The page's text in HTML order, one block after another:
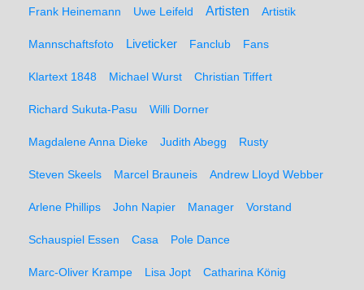
Frank Heinemann Uwe Leifeld Artisten Artistik
Mannschaftsfoto Liveticker Fanclub Fans
Klartext 1848 Michael Wurst Christian Tiffert
Richard Sukuta-Pasu Willi Dorner
Magdalene Anna Dieke Judith Abegg Rusty
Steven Skeels Marcel Brauneis Andrew Lloyd Webber
Arlene Phillips John Napier Manager Vorstand
Schauspiel Essen Casa Pole Dance
Marc-Oliver Krampe Lisa Jopt Catharina König